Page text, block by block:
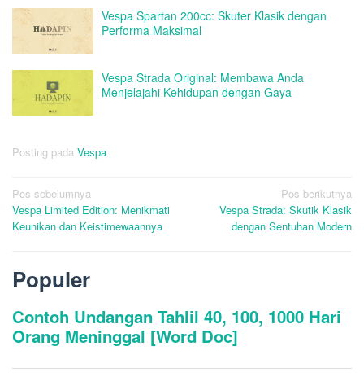
Vespa Spartan 200cc: Skuter Klasik dengan
Performa Maksimal
Vespa Strada Original: Membawa Anda
Menjelajahi Kehidupan dengan Gaya
Posting pada Vespa
Navigasi
pos
Pos sebelumnya
Vespa Limited Edition: Menikmati
Keunikan dan Keistimewaannya
Pos berikutnya
Vespa Strada: Skutik Klasik
dengan Sentuhan Modern
Populer